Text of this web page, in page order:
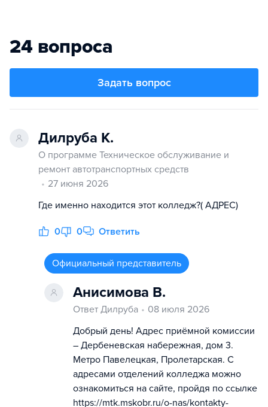
24 вопроса
Задать вопрос
Дилруба К.
О программе Техническое обслуживание и
ремонт автотранспортных средств
27 июня 2026
Где именно находится этот колледж?( АДРЕС)
0 0 Ответить
Официальный представитель
Анисимова В.
Ответ Дилруба
08 июля 2026
Добрый день! Адрес приёмной комиссии
– Дербеневская набережная, дом 3.
Метро Павелецкая, Пролетарская. С
адресами отделений колледжа можно
ознакомиться на сайте, пройдя по ссылке
https://mtk.mskobr.ru/o-nas/kontakty-